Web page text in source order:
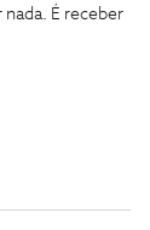
É receber